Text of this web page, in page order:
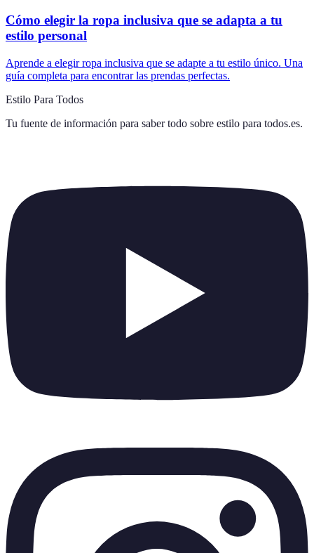
Cómo elegir la ropa inclusiva que se adapta a tu
estilo personal
Aprende a elegir ropa inclusiva que se adapte a tu estilo único. Una
guía completa para encontrar las prendas perfectas.
Estilo Para Todos
Tu fuente de información para saber todo sobre estilo para todos.es.